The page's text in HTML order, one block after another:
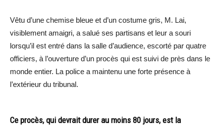
Vêtu d’une chemise bleue et d’un costume gris, M. Lai,
visiblement amaigri, a salué ses partisans et leur a souri
lorsqu’il est entré dans la salle d’audience, escorté par quatre
officiers, à l’ouverture d’un procès qui est suivi de près dans le
monde entier. La police a maintenu une forte présence à
l’extérieur du tribunal.
Ce procès, qui devrait durer au moins 80 jours, est la